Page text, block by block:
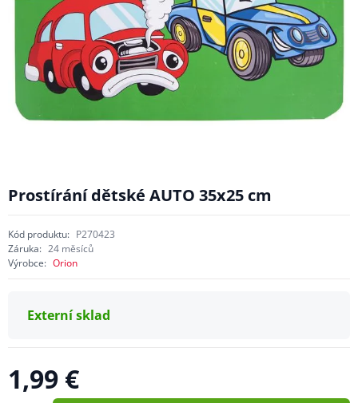
Prostírání dětské AUTO 35x25 cm
Kód produktu: P270423
Záruka: 24 měsíců
Výrobce: Orion
Externí sklad
1,99 €